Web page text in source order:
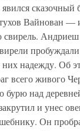
сказочный
Вайнован —
Андриеш
них надежду. Об
всего живого
над
и унес
Он